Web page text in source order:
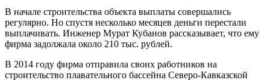
В начале строительства объекта выплаты совершались
регулярно. Но спустя несколько месяцев деньги перестали
выплачивать. Инженер Мурат Кубанов рассказывает, что ему
фирма задолжала около 210 тыс. рублей.
В 2014 году фирма отправила своих работников на
строительство плавательного бассейна Северо-Кавказской